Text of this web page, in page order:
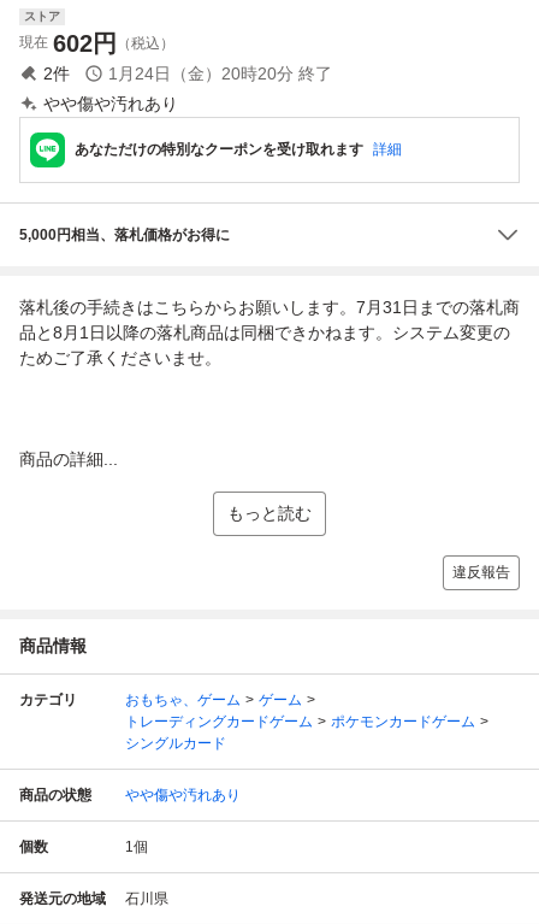
ストア
現在 602円 （税込）
2件 1月24日（金）20時20分 終了
やや傷や汚れあり
あなただけの特別なクーポンを受け取れます 詳細
5,000円相当、落札価格がお得に
落札後の手続きはこちらからお願いします。7月31日までの落札商
品と8月1日以降の落札商品は同梱できかねます。システム変更の
ためご了承くださいませ。
商品の詳細...
もっと読む
違反報告
商品情報
カテゴリ おもちゃ、ゲーム
ゲーム
トレーディングカードゲーム
ポケモンカードゲーム
シングルカード
商品の状態 やや傷や汚れあり
個数 1個
発送元の地域 石川県